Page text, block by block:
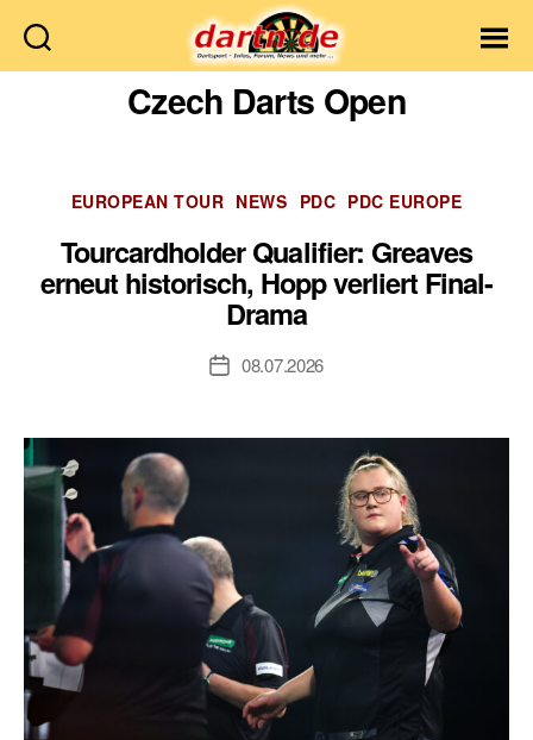
Dartn.de
Czech Darts Open
Kategorien
EUROPEAN TOUR NEWS PDC PDC EUROPE
Tourcardholder Qualifier: Greaves
erneut historisch, Hopp verliert Final-
Drama
Veröffentlichungsdatum
08.07.2026